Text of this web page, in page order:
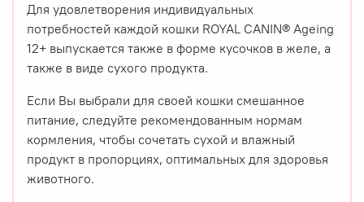
Для удовлетворения индивидуальных
потребностей каждой кошки ROYAL CANIN® Ageing
12+ выпускается также в форме кусочков в желе, а
также в виде сухого продукта.
Если Вы выбрали для своей кошки смешанное
питание, следуйте рекомендованным нормам
кормления, чтобы сочетать сухой и влажный
продукт в пропорциях, оптимальных для здоровья
животного.